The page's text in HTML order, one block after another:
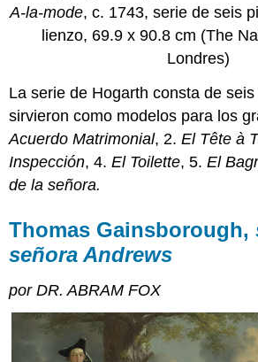
A-la-mode, c. 1743, serie de seis
lienzo, 69.9 x 90.8 cm (The
Londres)
La serie de Hogarth consta de
sirvieron como modelos para los
Acuerdo Matrimonial, 2.El Tête à
Inspección, 4.El Toilette, 5.El
de la señora.
Thomas Gainsborough,
señora Andrews
por DR. ABRAM FOX